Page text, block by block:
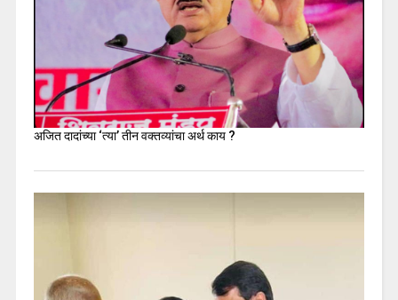
अजित दादांच्या ‘त्या’ तीन वक्तव्यांचा अर्थ काय ?